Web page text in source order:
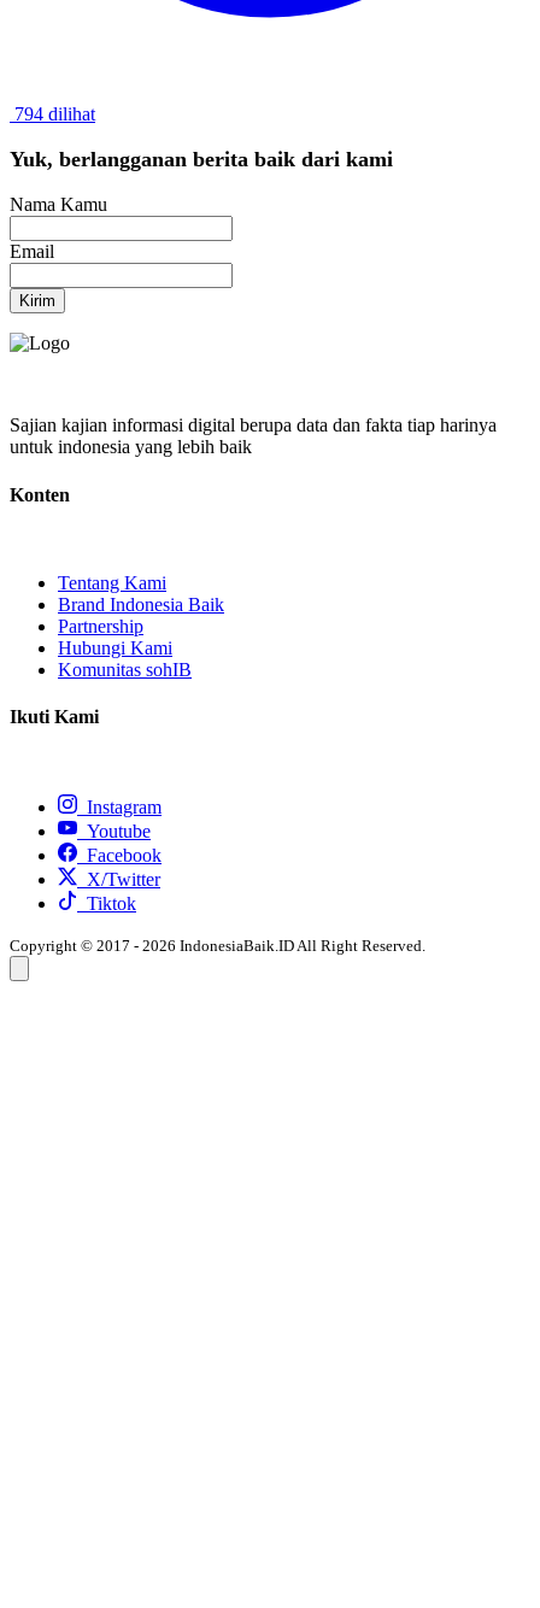
794 dilihat
Yuk, berlangganan berita baik dari kami
Nama Kamu
Email
Kirim
Sajian kajian informasi digital berupa data dan fakta tiap harinya
untuk indonesia yang lebih baik
Konten
Tentang Kami
Brand Indonesia Baik
Partnership
Hubungi Kami
Komunitas sohIB
Ikuti Kami
Instagram
Youtube
Facebook
X/Twitter
Tiktok
Copyright © 2017 - 2026 IndonesiaBaik.ID All Right Reserved.